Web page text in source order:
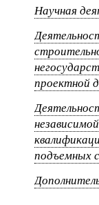
Научная
проектной
подъемных